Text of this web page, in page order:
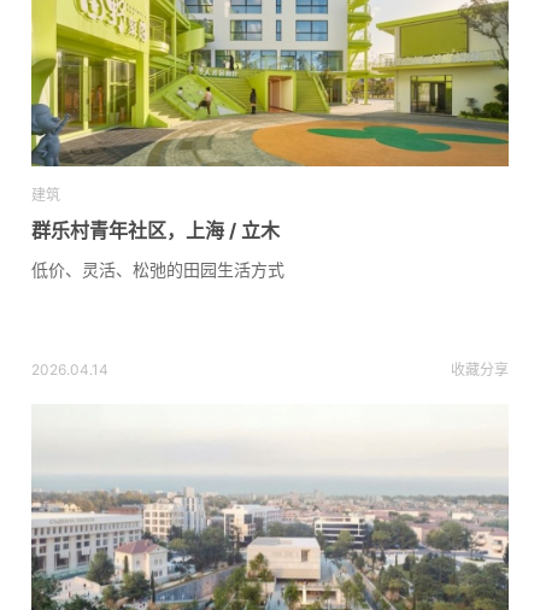
建筑
群乐村青年社区，上海 / 立木
低价、灵活、松弛的田园生活方式
2026.04.14 收藏分享